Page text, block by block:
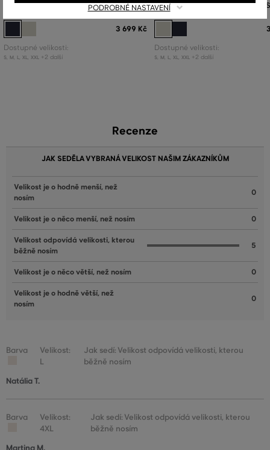
MIKINA GANT ZIPPED FLEECE VEST
3 699 Kč
Dostupné velikosti:
S M L XL XXL +2 další
MIKINA GANT ZIPPED FLEECE
Dostupné velikosti:
S M L XL XXL +2 další
Recenze
JAK SEDĚLA VYBRANÁ VELIKOST NAŠIM ZÁKAZNÍKŮM
Velikost je o hodně menší, než
nosím
0
Velikost je o něco menší, než nosím 0
Velikost odpovídá velikosti, kterou
běžně nosím
5
Velikost je o něco větší, než nosím 0
Velikost je o hodně větší, než
nosím
0
Barva
Velikost:
L
Jak sedí: Velikost odpovídá velikosti, kterou
běžně nosím
Natália T.
Barva
Velikost:
4XL
Jak sedí: Velikost odpovídá velikosti, kterou
běžně nosím
PODROBNÉ NASTAVENÍ